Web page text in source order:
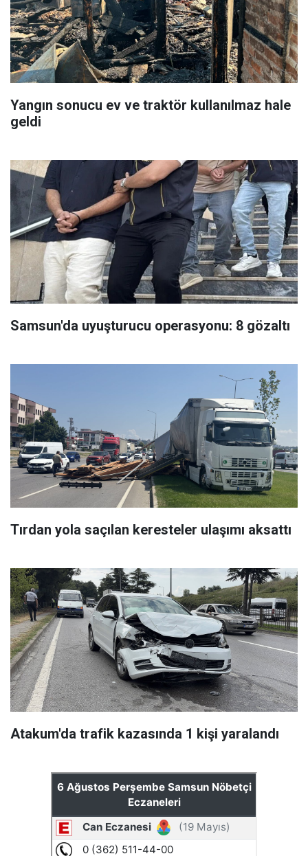
Yangın sonucu ev ve traktör kullanılmaz hale
geldi
Samsun'da uyuşturucu operasyonu: 8 gözaltı
Tırdan yola saçılan keresteler ulaşımı aksattı
Atakum'da trafik kazasında 1 kişi yaralandı